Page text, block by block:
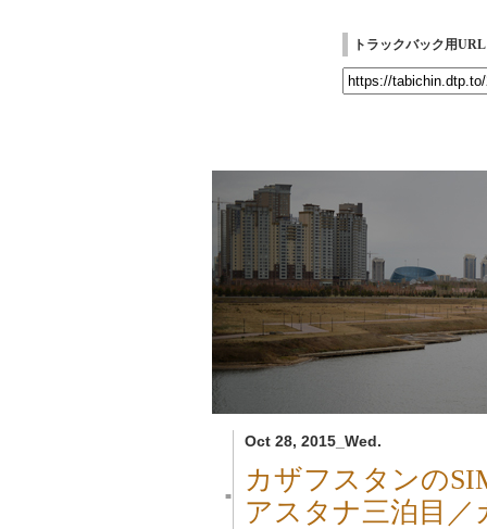
トラックバック用URL
Oct 28, 2015_Wed.
■
カザフスタンの
アスタナ三泊目